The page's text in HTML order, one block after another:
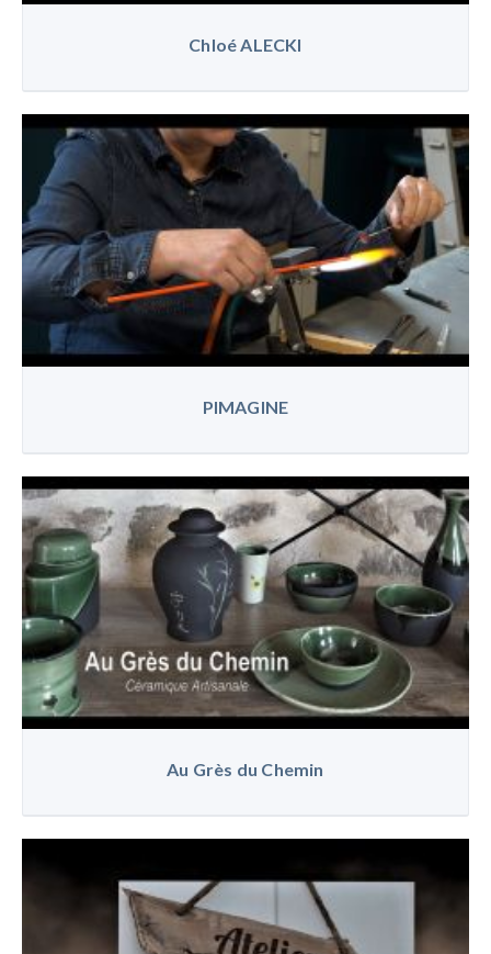
Chloé ALECKI
PIMAGINE
Au Grès du Chemin